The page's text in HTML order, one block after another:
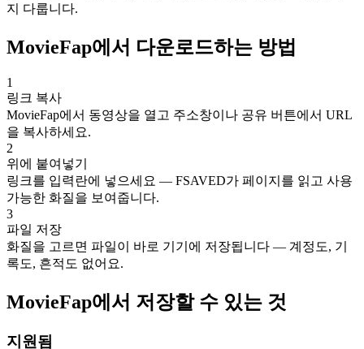
지 다룹니다.
MovieFap에서 다운로드하는 방법
1
링크 복사
MovieFap에서 동영상을 열고 주소창이나 공유 버튼에서 URL
을 복사하세요.
2
위에 붙여넣기
링크를 입력란에 넣으세요 — FSAVED가 페이지를 읽고 사용
가능한 화질을 보여줍니다.
3
파일 저장
화질을 고르면 파일이 바로 기기에 저장됩니다 — 계정도, 기
록도, 흔적도 없어요.
MovieFap에서 저장할 수 있는 것
지원됨